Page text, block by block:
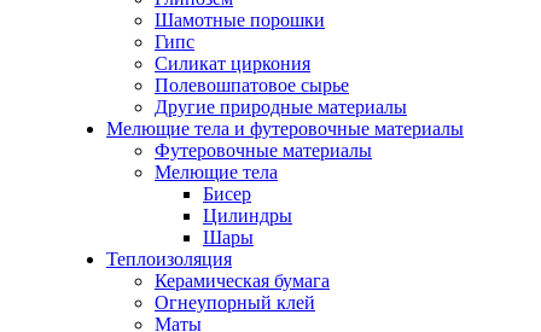
Шамотные порошки
Гипс
Силикат циркония
Полевошпатовое сырье
Другие природные материалы
Мелющие тела и футеровочные материалы
Футеровочные материалы
Мелющие тела
Бисер
Цилиндры
Шары
Теплоизоляция
Керамическая бумага
Огнеупорный клей
Маты